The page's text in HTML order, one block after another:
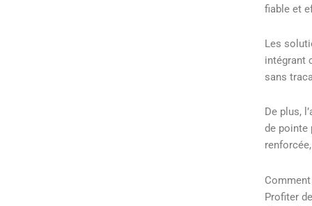
fiable et
Les
intégrant
sans
De plus,
de pointe
Profiter